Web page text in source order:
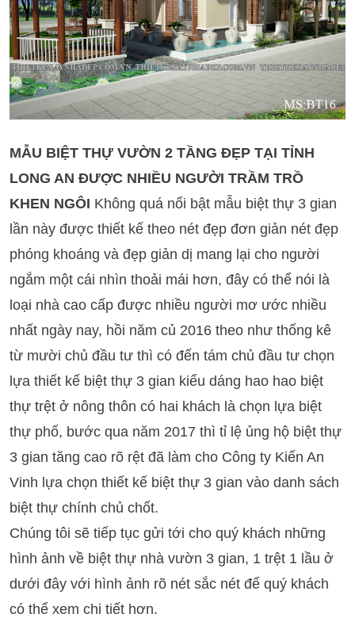
MẪU BIỆT THỰ VƯỜN 2 TẦNG ĐẸP TẠI TỈNH
LONG AN ĐƯỢC NHIỀU NGƯỜI TRẦM TRỒ
KHEN NGÔI Không quá nổi bật mẫu biệt thự 3 gian
lần này được thiết kế theo nét đẹp đơn giản nét đẹp
phóng khoáng và đẹp giản dị mang lại cho người
ngắm một cái nhìn thoải mái hơn, đây có thể nói là
loại nhà cao cấp được nhiều người mơ ước nhiều
nhất ngày nay, hồi năm củ 2016 theo như thống kê
từ mười chủ đầu tư thì có đến tám chủ đầu tư chọn
lựa thiết kế biệt thự 3 gian kiểu dáng hao hao biệt
thự trệt ở nông thôn có hai khách là chọn lựa biệt
thự phố, bước qua năm 2017 thì tỉ lệ ủng hộ biệt thự
3 gian tăng cao rõ rệt đã làm cho Công ty Kiến An
Vinh lựa chọn thiết kế biệt thự 3 gian vào danh sách
biệt thự chính chủ chốt.
Chúng tôi sẽ tiếp tục gửi tới cho quý khách những
hình ảnh về biệt thự nhà vườn 3 gian, 1 trệt 1 lầu ở
dưới đây với hình ảnh rõ nét sắc nét để quý khách
có thể xem chi tiết hơn.